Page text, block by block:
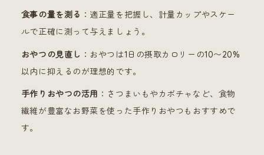
食事の量を測る ：適正量を把握し、計量カップやスケー
ルで正確に測って与えましょう。
おやつの見直し ：おやつは1日の摂取カロリーの10〜20%
以内に抑えるのが理想的です。
手作りおやつの活用 ：さつまいもやカボチャなど、食物
繊維が豊富なお野菜を使った手作りおやつもおすすめで
す。